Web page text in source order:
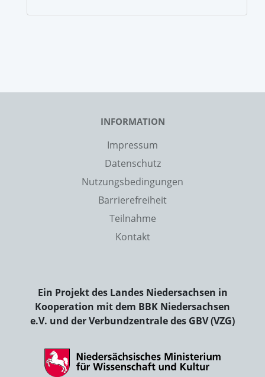
INFORMATION
Impressum
Datenschutz
Nutzungsbedingungen
Barrierefreiheit
Teilnahme
Kontakt
Ein Projekt des Landes Niedersachsen in
Kooperation mit dem BBK Niedersachsen
e.V. und der Verbundzentrale des GBV (VZG)